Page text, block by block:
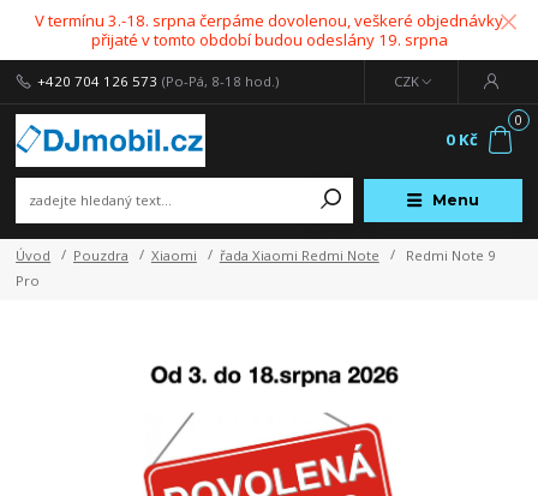
V termínu 3.-18. srpna čerpáme dovolenou, veškeré objednávky
přijaté v tomto období budou odeslány 19. srpna
Menu
CZK
+420 704 126 573 (Po-Pá, 8-18 hod.)
0
0 Kč
Úvod Pouzdra Xiaomi řada Xiaomi Redmi Note
Redmi Note 9
Pro